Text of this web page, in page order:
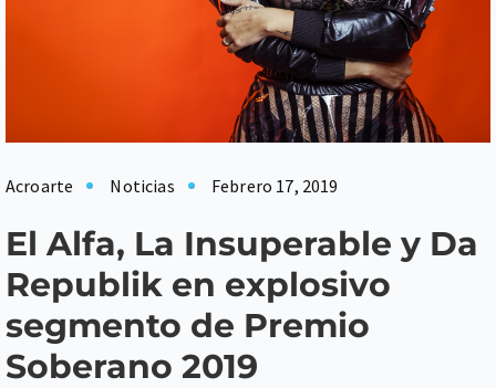
Acroarte Noticias Febrero 17, 2019
El Alfa, La Insuperable y Da
Republik en explosivo
segmento de Premio
Soberano 2019